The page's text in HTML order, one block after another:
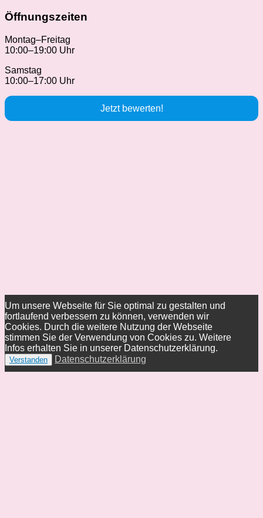
Öffnungszeiten
Montag–Freitag
10:00–19:00 Uhr
Samstag
10:00–17:00 Uhr
Jetzt bewerten!
Um unsere Webseite für Sie optimal zu gestalten und
fortlaufend verbessern zu können, verwenden wir
Cookies. Durch die weitere Nutzung der Webseite
stimmen Sie der Verwendung von Cookies zu. Weitere
Infos erhalten Sie in unserer Datenschutzerklärung.
Verstanden Datenschutzerklärung